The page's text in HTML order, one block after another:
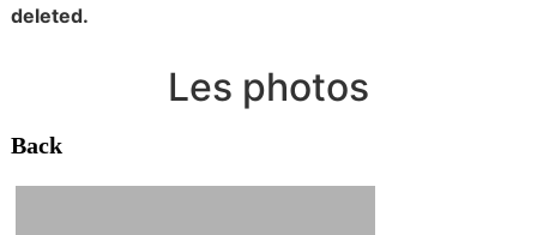
deleted.
Les photos
Back